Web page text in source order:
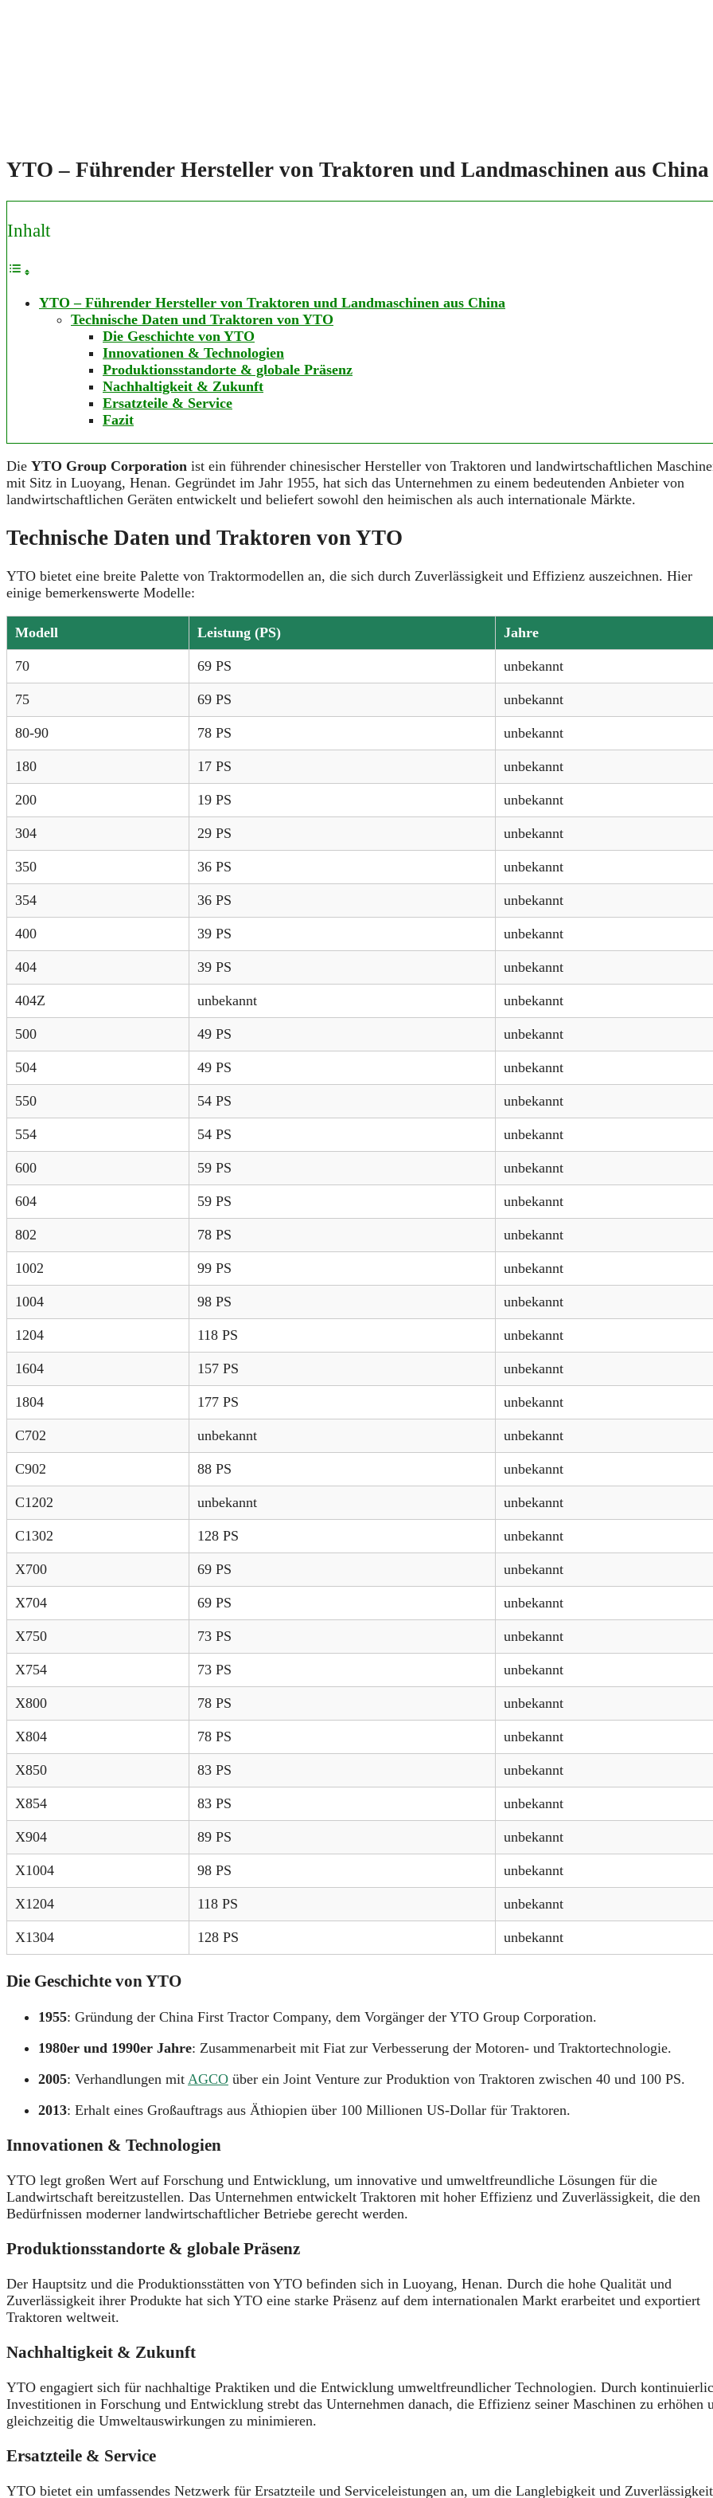
YTO – Führender Hersteller von Traktoren und Landmaschinen aus China
Inhalt
YTO – Führender Hersteller von Traktoren und Landmaschinen aus China​
Technische Daten und Traktoren von YTO
Die Geschichte von YTO
Innovationen & Technologien
Produktionsstandorte & globale Präsenz
Nachhaltigkeit & Zukunft
Ersatzteile & Service
Fazit
Die YTO Group Corporation ist ein führender chinesischer Hersteller von Traktoren und landwirtschaftlichen
mit Sitz in Luoyang, Henan. Gegründet im Jahr 1955, hat sich das Unternehmen zu einem bedeutenden Anbieter von
landwirtschaftlichen Geräten entwickelt und beliefert sowohl den heimischen als auch internationale Märkte.
Technische Daten und Traktoren von YTO
YTO bietet eine breite Palette von Traktormodellen an, die sich durch Zuverlässigkeit und Effizienz auszeichnen. Hier
einige bemerkenswerte Modelle:​
Modell Leistung (PS) Jahre
70 69 PS unbekannt
75 69 PS unbekannt
80-90 78 PS unbekannt
180 17 PS unbekannt
200 19 PS unbekannt
304 29 PS unbekannt
350 36 PS unbekannt
354 36 PS unbekannt
400 39 PS unbekannt
404 39 PS unbekannt
404Z unbekannt unbekannt
500 49 PS unbekannt
504 49 PS unbekannt
550 54 PS unbekannt
554 54 PS unbekannt
600 59 PS unbekannt
604 59 PS unbekannt
802 78 PS unbekannt
1002 99 PS unbekannt
1004 98 PS unbekannt
1204 118 PS unbekannt
1604 157 PS unbekannt
1804 177 PS unbekannt
C702 unbekannt unbekannt
C902 88 PS unbekannt
C1202 unbekannt unbekannt
C1302 128 PS unbekannt
X700 69 PS unbekannt
X704 69 PS unbekannt
X750 73 PS unbekannt
X754 73 PS unbekannt
X800 78 PS unbekannt
X804 78 PS unbekannt
X850 83 PS unbekannt
X854 83 PS unbekannt
X904 89 PS unbekannt
X1004 98 PS unbekannt
X1204 118 PS unbekannt
X1304 128 PS unbekannt
Die Geschichte von YTO
1955: Gründung der China First Tractor Company, dem Vorgänger der YTO Group Corporation.
1980er und 1990er Jahre: Zusammenarbeit mit Fiat zur Verbesserung der Motoren- und Traktortechnologie.
2005: Verhandlungen mit AGCO über ein Joint Venture zur Produktion von Traktoren zwischen 40 und 100 PS.
2013: Erhalt eines Großauftrags aus Äthiopien über 100 Millionen US-Dollar für Traktoren.
Innovationen & Technologien
YTO legt großen Wert auf Forschung und Entwicklung, um innovative und umweltfreundliche Lösungen für die
Landwirtschaft bereitzustellen. Das Unternehmen entwickelt Traktoren mit hoher Effizienz und Zuverlässigkeit, die den
Bedürfnissen moderner landwirtschaftlicher Betriebe gerecht werden.
Produktionsstandorte & globale Präsenz
Der Hauptsitz und die Produktionsstätten von YTO befinden sich in Luoyang, Henan. Durch die hohe Qualität und
Zuverlässigkeit ihrer Produkte hat sich YTO eine starke Präsenz auf dem internationalen Markt erarbeitet und exportiert
Traktoren weltweit.
Nachhaltigkeit & Zukunft
YTO engagiert sich für nachhaltige Praktiken und die Entwicklung umweltfreundlicher Technologien. Durch
Investitionen in Forschung und Entwicklung strebt das Unternehmen danach, die Effizienz seiner Maschinen zu erhöhen
gleichzeitig die Umweltauswirkungen zu minimieren.
Ersatzteile & Service
YTO bietet ein umfassendes Netzwerk für Ersatzteile und Serviceleistungen an, um die Langlebigkeit und Zuverlässigkeit